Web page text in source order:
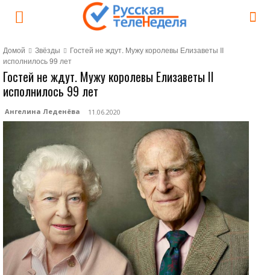
Домой Звёзды
Гостей не ждут. Мужу королевы Елизаветы II
исполнилось 99 лет
Гостей не ждут. Мужу королевы Елизаветы II
исполнилось 99 лет
Ангелина Леденёва 11.06.2020